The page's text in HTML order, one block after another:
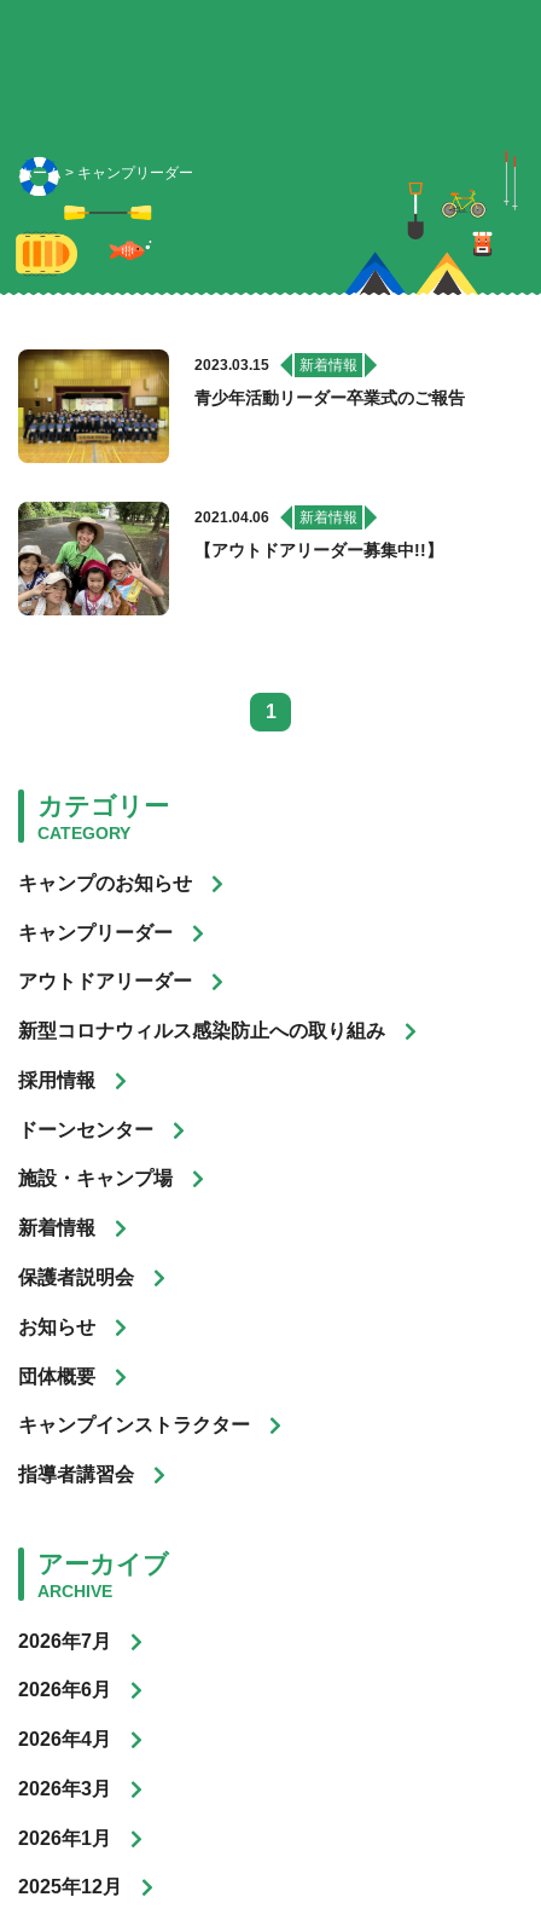
ホーム > キャンプリーダー
2023.03.15 新着情報
青少年活動リーダー卒業式のご報告
2021.04.06 新着情報
【アウトドアリーダー募集中!!】
1
カテゴリー
CATEGORY
キャンプのお知らせ
キャンプリーダー
アウトドアリーダー
新型コロナウィルス感染防止への取り組み
採用情報
ドーンセンター
施設・キャンプ場
新着情報
保護者説明会
お知らせ
団体概要
キャンプインストラクター
指導者講習会
アーカイブ
ARCHIVE
2026年7月
2026年6月
2026年4月
2026年3月
2026年1月
2025年12月